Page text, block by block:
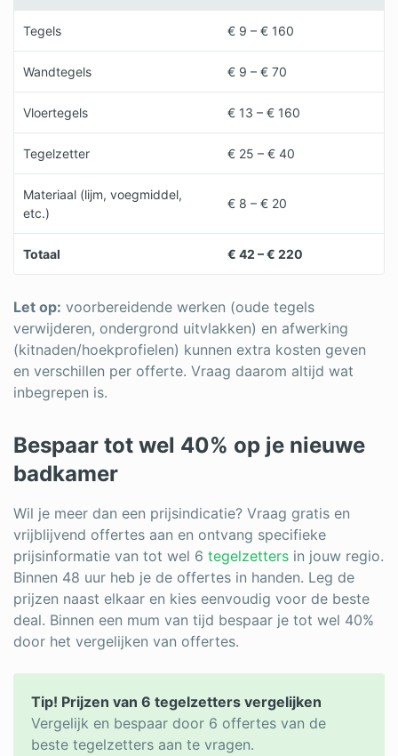
Tegels € 9 – € 160
Wandtegels € 9 – € 70
Vloertegels € 13 – € 160
Tegelzetter € 25 – € 40
Materiaal (lijm, voegmiddel,
etc.)
€ 8 – € 20
Totaal € 42 – € 220
Let op: voorbereidende werken (oude tegels
verwijderen, ondergrond uitvlakken) en afwerking
(kitnaden/hoekprofielen) kunnen extra kosten geven
en verschillen per offerte. Vraag daarom altijd wat
inbegrepen is.
Bespaar tot wel 40% op je nieuwe
badkamer
Wil je meer dan een prijsindicatie? Vraag gratis en
vrijblijvend offertes aan en ontvang specifieke
prijsinformatie van tot wel 6 tegelzetters in jouw regio.
Binnen 48 uur heb je de offertes in handen. Leg de
prijzen naast elkaar en kies eenvoudig voor de beste
deal. Binnen een mum van tijd bespaar je tot wel 40%
door het vergelijken van offertes.
Tip! Prijzen van 6 tegelzetters vergelijken
Vergelijk en bespaar door 6 offertes van de
beste tegelzetters aan te vragen.